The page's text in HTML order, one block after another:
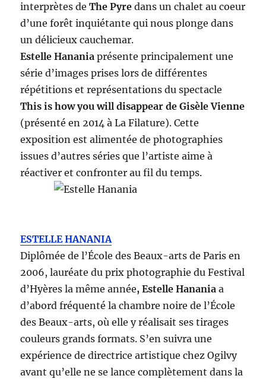
interprètes deThe Pyre dans un chalet au coeur
d’une forêt inquiétante qui nous plonge dans
un délicieux cauchemar.
Estelle Hanania présente principalement une
série d’images prises lors de différentes
répétitions et représentations du spectacle
This is how you will disappear de Gisèle Vienne
(présenté en 2014 à La Filature). Cette
exposition est alimentée de photographies
issues d’autres séries que l’artiste aime à
réactiver et confronter au fil du temps.
ESTELLE HANANIA
Diplômée de l’École des Beaux-arts de Paris en
2006, lauréate du prix photographie du Festival
d’Hyères la même année, Estelle Hanania a
d’abord fréquenté la chambre noire de l’École
des Beaux-arts, où elle y réalisait ses tirages
couleurs grands formats. S’en suivra une
expérience de directrice artistique chez Ogilvy
avant qu’elle ne se lance complètement dans la